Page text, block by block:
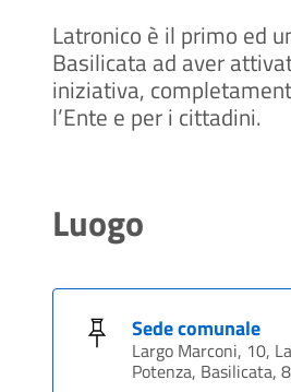
Latronico è il primo ed
Basilicata ad aver
iniziativa,
l’Ente e per i cittadini.
Luogo
Sede comunale
Largo Marconi, 10,
Potenza, Basilicata,